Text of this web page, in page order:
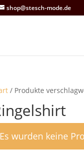
shop@stesch-mode.de
/ Produkte
Es wurden keine